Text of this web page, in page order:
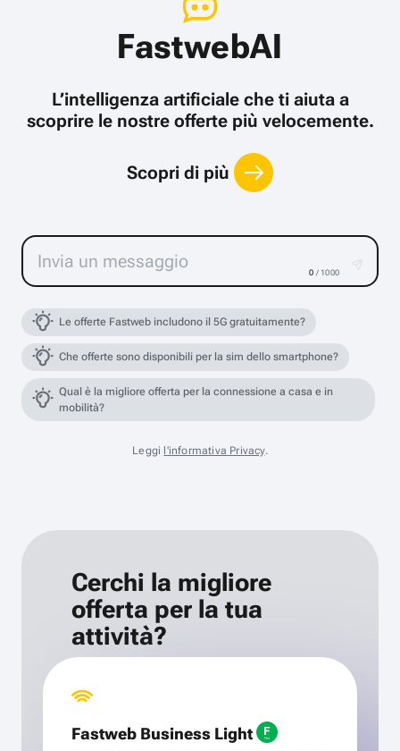
FastwebAI
L’intelligenza artificiale che ti aiuta a
scoprire le nostre offerte più velocemente.
Scopri di più
0 / 1000
Le offerte Fastweb includono il 5G gratuitamente?
Che offerte sono disponibili per la sim dello smartphone?
Qual è la migliore offerta per la connessione a casa e in
mobilità?
Leggi l'informativa Privacy.
Cerchi la migliore
offerta per la tua
attività?
Fastweb Business Light